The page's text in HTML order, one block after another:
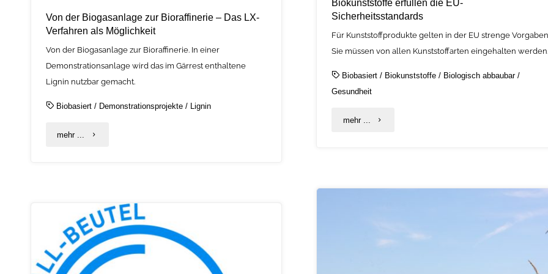
Biokunststoffe erfüllen die EU-
Sicherheitsstandards
Für Kunststoffprodukte gelten in der EU strenge
Sie müssen von allen Kunststoffarten eingehalten
Biobasiert / Biokunststoffe / Biologisch abbaubar/
Gesundheit
mehr ... "Biokunststoffe
EU-
Von der Biogasanlage zur Bioraffinerie – Das LX-
Verfahren als Möglichkeit
Von der Biogasanlage zur Bioraffinerie. In einer
Demonstrationsanlage wird das im Gärrest enthaltene
Lignin nutzbar gemacht.
Biobasiert / Demonstrationsprojekte / Lignin
mehr ... "Von
Bioraffinerie
–